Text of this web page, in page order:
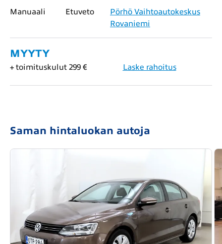
Manuaali
Etuveto
Pörhö Vaihtoautokeskus
Rovaniemi
MYYTY
+ toimituskulut 299 € Laske rahoitus
Saman hintaluokan autoja